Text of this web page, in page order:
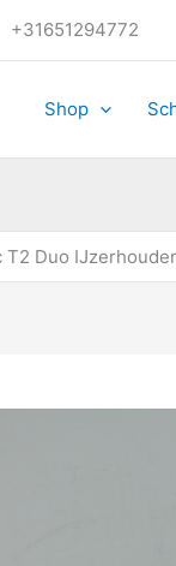
Shop
T2 Duo IJzerhouder